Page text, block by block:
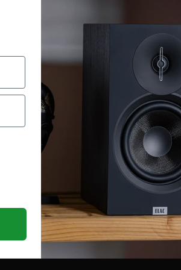
Richiesta assistenza tecnica
Diritto di recesso
Pagamenti e spedizioni
Utilizzo dei cookies
Recedi dal contratto